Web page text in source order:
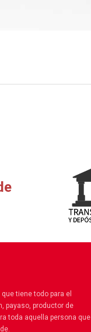
tiene todo para el
payaso, productor de
toda aquella persona que